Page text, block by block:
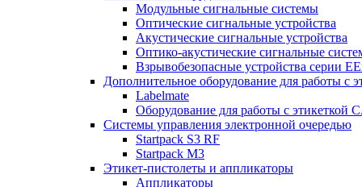
Модульные сигнальные системы
Оптические сигнальные устройства
Акустические сигнальные устройства
Оптико-акустические сигнальные
Взрывобезопасные устройства серии
Дополнительное оборудование для работы с
Labelmate
Оборудование для работы с этикеткой
Системы управления электронной очередью
Startpack S3 RF
Startpack M3
Этикет-пистолеты и аппликаторы
Аппликаторы